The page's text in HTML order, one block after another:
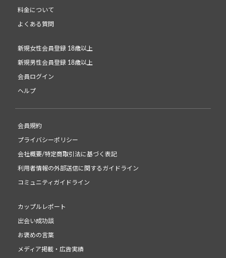
料金について
よくある質問
新規女性会員登録 18歳以上
新規男性会員登録 18歳以上
会員ログイン
ヘルプ
会員規約
プライバシーポリシー
会社概要/特定商取引法に基づく表記
利用者情報の外部送信に関するガイドライン
コミュニティガイドライン
カップルレポート
出会い成功談
お褒めの言葉
メディア掲載・広告実績